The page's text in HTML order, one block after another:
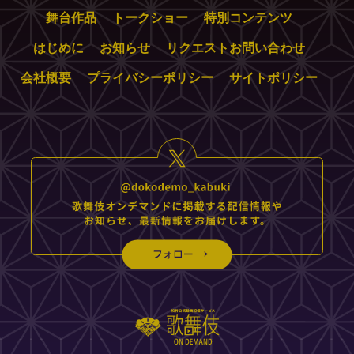
舞台作品 トークショー
特別コンテンツ
はじめに
お知らせ
リクエストお問い合わせ
会社概要
プライバシーポリシー サイトポリシー